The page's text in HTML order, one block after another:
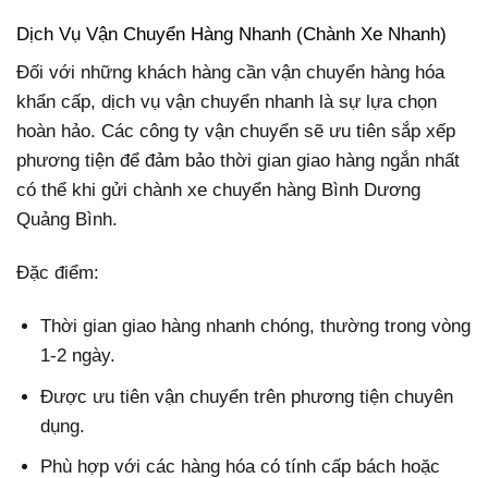
Dịch Vụ Vận Chuyển Hàng Nhanh (Chành Xe Nhanh)
Đối với những khách hàng cần vận chuyển hàng hóa
khẩn cấp, dịch vụ vận chuyển nhanh là sự lựa chọn
hoàn hảo. Các công ty vận chuyển sẽ ưu tiên sắp xếp
phương tiện để đảm bảo thời gian giao hàng ngắn nhất
có thể khi gửi chành xe chuyển hàng Bình Dương
Quảng Bình.
Đặc điểm:
Thời gian giao hàng nhanh chóng, thường trong vòng
1-2 ngày.
Được ưu tiên vận chuyển trên phương tiện chuyên
dụng.
Phù hợp với các hàng hóa có tính cấp bách hoặc